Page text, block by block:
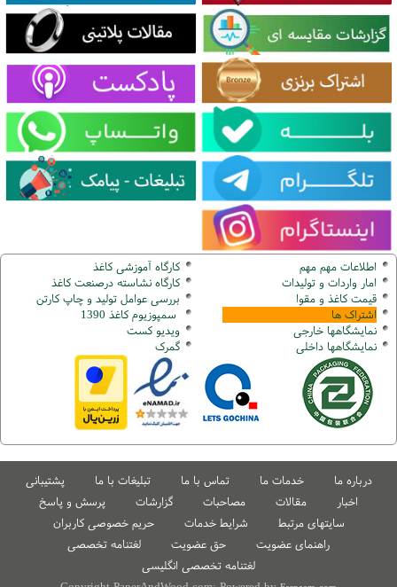
اطلاعات مهم مهم
امار واردات و تولیدات
قیمت کاغذ و مقوا
اشتراک ها
نمایشگاهها خارجی
نمایشگاهها داخلی
کارگاه آموزشی کاغذ
کارگاه نشاسته درصنعت کاغذ
بررسی عوامل تولید و چاپ کارتن
سمپوزیوم کاغذ 1390
ویدیو کست
گمرک
درباره ما خدمات ما تماس با ما تبلیغات با ما
پشتیبانی
اخبار
مقالات مصاحبات گزارشات
پرسش و پاسخ
سایتهای مرتبط
شرایط خدمات
حریم خصوصی کاربران
راهنمای عضویت
حق عضویت
لغتنامه تخصصی
لغتنامه تخصصی انگلیسی